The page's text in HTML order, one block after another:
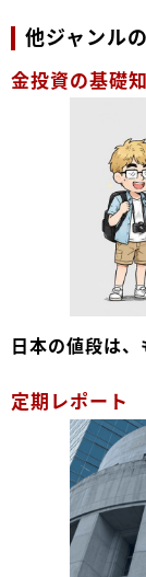
他ジャンル
金投資の基礎
日本の値段は
定期レポート